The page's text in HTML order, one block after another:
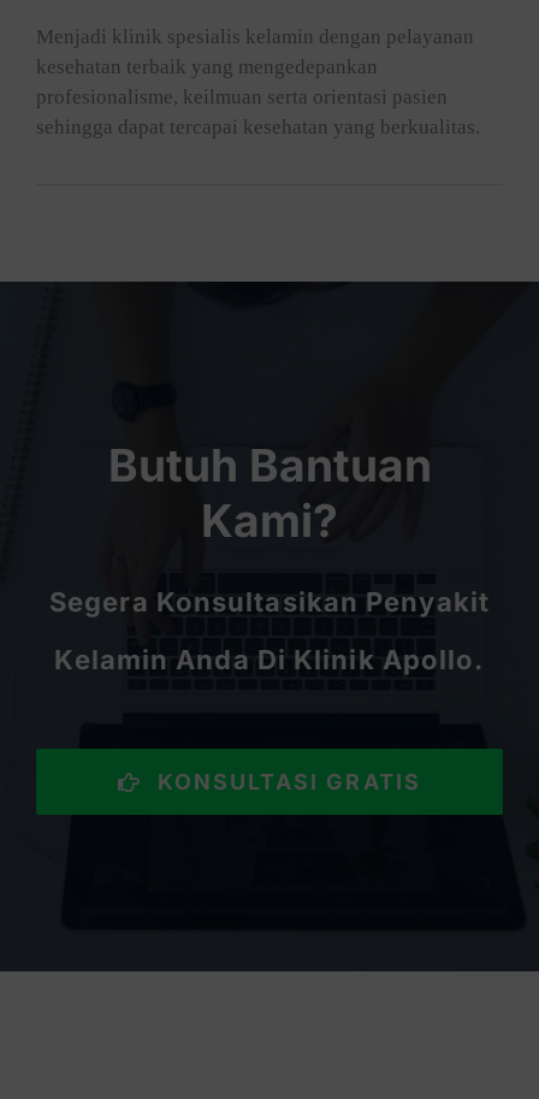
Menjadi klinik spesialis kelamin dengan pelayanan
kesehatan terbaik yang mengedepankan
profesionalisme, keilmuan serta orientasi pasien
sehingga dapat tercapai kesehatan yang berkualitas.
Butuh Bantuan
Kami?
Segera Konsultasikan Penyakit
Kelamin Anda Di Klinik Apollo.
KONSULTASI GRATIS